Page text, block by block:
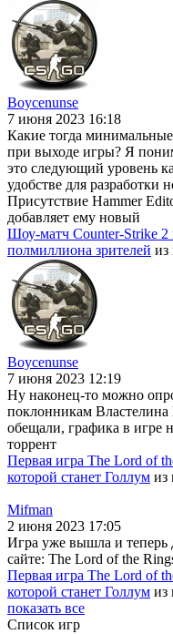
Boycenunse
7 июня 2023 16:18
Какие тогда
при выходе игры? Я
это следующий уровень
удобстве для разработки
Присутствие Hammer
добавляет ему новый
Шоу-матч Counter-Strike 2
полмиллиона зрителей из
Boycenunse
7 июня 2023 12:19
Ну наконец-то можно
поклонникам Властелина
обещали, графика в игре
торрент
Первая игра The Lord of
которой станет Голлум из
Mifman
2 июня 2023 17:05
Игра уже вышла и теперь
сайте: The Lord of the
Первая игра The Lord of
которой станет Голлум из
показать все
Список игр